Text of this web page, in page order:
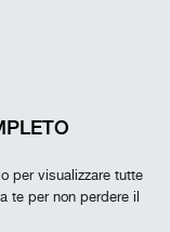
per visualizzare tutte
te per non perdere il